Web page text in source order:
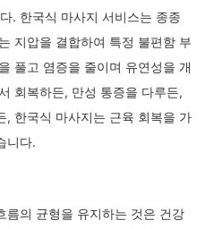
. 한국식 마사지 서비스는 종종
지압을 결합하여 특정 불편함 부
풀고 염증을 줄이며 유연성을 개
회복하든, 만성 통증을 다루든,
, 한국식 마사지는 근육 회복을 가
니다.
름의 균형을 유지하는 것은 건강